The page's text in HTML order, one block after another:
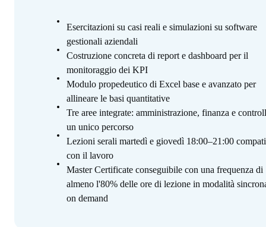
Esercitazioni su casi reali e simulazioni su software
gestionali aziendali
Costruzione concreta di report e dashboard per il
monitoraggio dei KPI
Modulo propedeutico di Excel base e avanzato per
allineare le basi quantitative
Tre aree integrate: amministrazione, finanza e
un unico percorso
Lezioni serali martedì e giovedì 18:00–21:00
con il lavoro
Master Certificate conseguibile con una frequenza di
almeno l'80% delle ore di lezione in modalità
on demand